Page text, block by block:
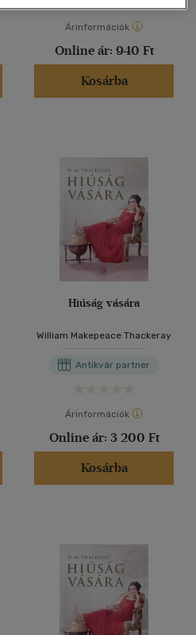
Árinformációk
Online ár: 940 Ft
Kosárba
Hiúság vására
William Makepeace Thackeray
Antikvár partner
Árinformációk
Online ár: 3 200 Ft
Kosárba